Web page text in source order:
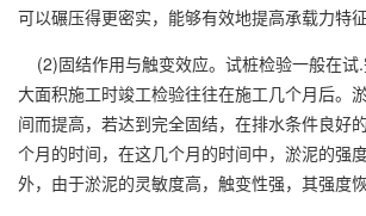
可以碾压得更密实，能够有效地提高承载力特征
(2)固结作用与触变效应。试桩检验一般在试
大面积施工时竣工检验往往在施工几个月后。
间而提高，若达到完全固结，在排水条件良好
个月的时间，在这几个月的时间中，淤泥的强
外，由于淤泥的灵敏度高，触变性强，其强度